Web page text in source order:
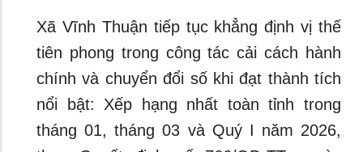
Xã Vĩnh Thuận tiếp tục khẳng định vị thế
tiên phong trong công tác cải cách hành
chính và chuyển đổi số khi đạt thành tích
nổi bật: Xếp hạng nhất toàn tỉnh trong
tháng 01, tháng 03 và Quý I năm 2026,